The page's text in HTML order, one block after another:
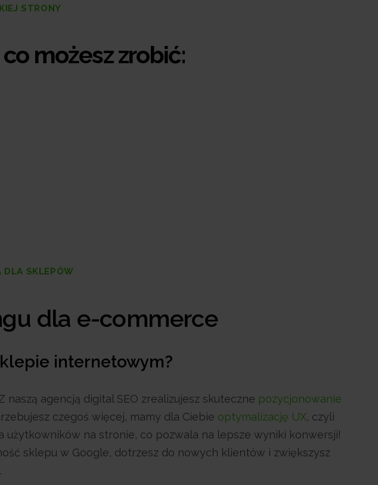
STRONY
możesz zrobić:
DLA SKLEPÓW
dla e-commerce
internetowym?
agencją digital SEO zrealizujesz skuteczne pozycjonowanie
czegoś więcej, mamy dla Ciebie optymalizację UX, czyli
użytkowników na stronie, co pozwala na lepsze wyniki konwersji!
sklepu w Google, dotrzesz do nowych klientów i zwiększysz